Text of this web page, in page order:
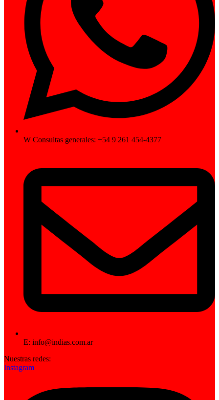
W Consultas generales: +54 9 261 454-4377
E: info@indias.com.ar
Nuestras redes:
Instagram